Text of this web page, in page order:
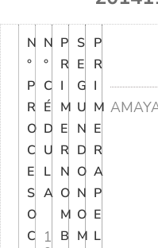
N
°
P
R
O
C
E
S
O
C
N
°
C
É
D
U
L
A
1
P
R
I
M
E
R
N
O
M
B
S
E
G
U
N
D
O
N
O
M
P
R
I
M
E
R
A
P
E
L